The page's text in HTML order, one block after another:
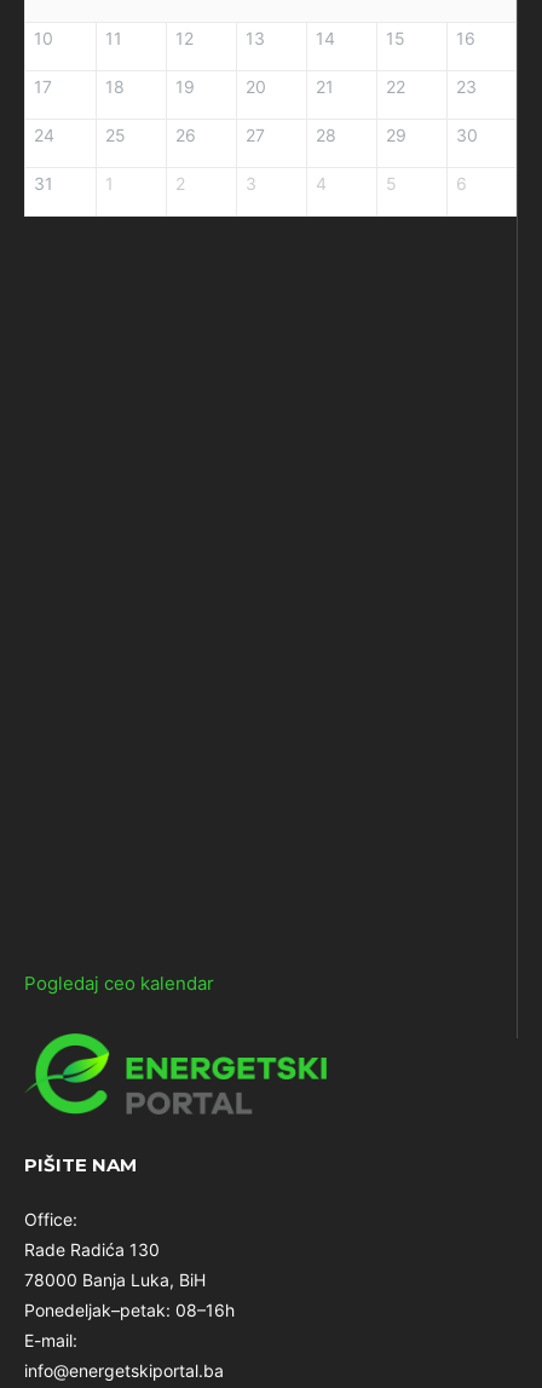
10 11 12 13 14 15 16
17 18 19 20 21 22 23
24 25 26 27 28 29 30
31 1 2 3 4 5 6
Pogledaj ceo kalendar
PIŠITE NAM
Office:
Rade Radića 130
78000 Banja Luka, BiH
Ponedeljak–petak: 08–16h
E-mail:
info@energetskiportal.ba